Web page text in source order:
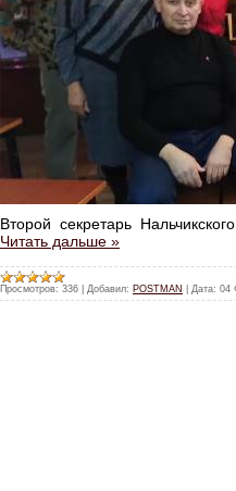
Второй секретарь
Читать дальше »
Просмотров: 336 Добавил: POSTMAN Дата: 04